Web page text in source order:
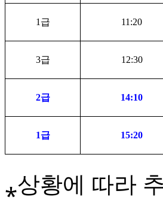
1 급 11:20
3급 12:30
2급 14:10
1급 15:20
⁎상황에 따라